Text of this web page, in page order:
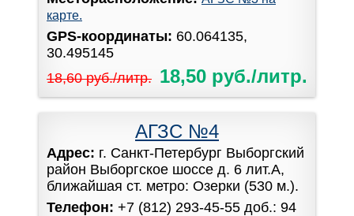
карте.
GPS-координаты: 60.064135,
30.495145
18,60 руб./литр. 18,50 руб./литр.
АГЗС №4
Адрес: г. Санкт-Петербург Выборгский
район Выборгское шоссе д. 6 лит.А,
ближайшая ст. метро: Озерки (530 м.).
Телефон: +7 (812) 293-45-55 доб.: 94